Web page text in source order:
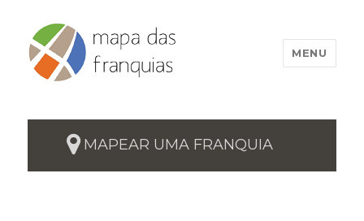
MENU
MAPEAR UMA FRANQUIA